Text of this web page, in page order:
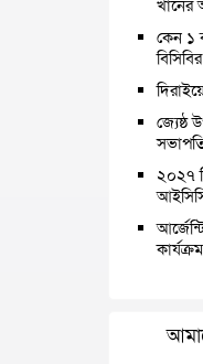
কেন ১
জ্যেষ্ঠ
২০২৭
কার্যক্রম